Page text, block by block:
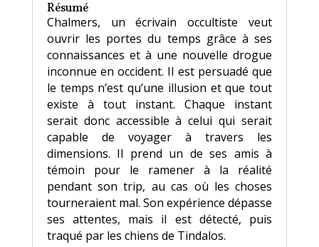
Résumé
Chalmers, un écrivain occultiste veut
ouvrir les portes du temps grâce à ses
connaissances et à une nouvelle drogue
inconnue en occident. Il est persuadé que
le temps n’est qu’une illusion et que tout
existe à tout instant. Chaque instant
serait donc accessible à celui qui serait
capable de voyager à travers les
dimensions. Il prend un de ses amis à
témoin pour le ramener à la réalité
pendant son trip, au cas où les choses
tourneraient mal. Son expérience dépasse
ses attentes, mais il est détecté, puis
traqué par les chiens de Tindalos.